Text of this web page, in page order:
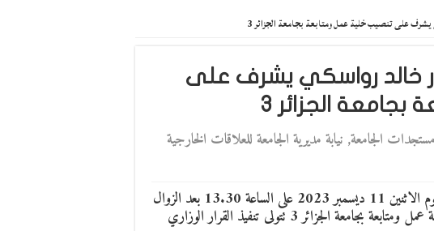
على تنصيب خلية عمل ومتابعة بجامعة الجزائر 3
خالد رواسكي يشرف على
الجزائر 3
مستجدات الجامعة, نيابة مديرية الجامعة للعلاقات الخارجية
أشرف مدير الجامعة البروفيسور خالد رواسكي اليوم الاثنين 11 ديسمبر 2023 على الساعة 13.30 بعد الزوال
بمقر رئاسة الجامعة بدالي إبراهيم على تنصيب خلية عمل ومتابعة بجامعة الجزائر 3 تتولى تنفيذ القرار الوزاري